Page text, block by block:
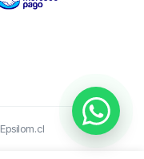
Epsilom.cl